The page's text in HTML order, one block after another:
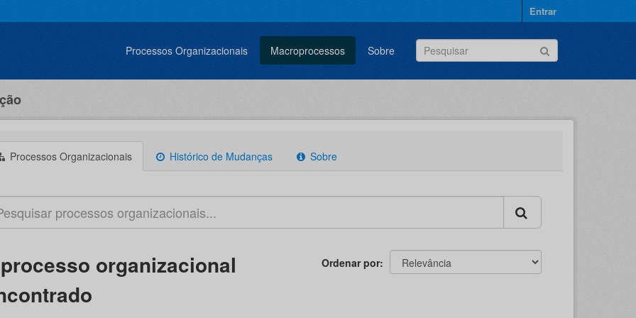
Entrar
Processos Organizacionais Macroprocessos Sobre
Processos Organizacionais Histórico de Mudanças Sobre
Ordenar por
organizacional